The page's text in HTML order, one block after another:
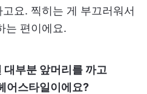
요. 찍히는 게 부끄러워서
는 편이에요.
부분 앞머리를 까고
어스타일이에요?